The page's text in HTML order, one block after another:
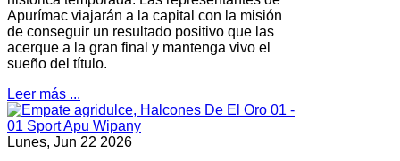
Apurímac viajarán a la capital con la misión
de conseguir un resultado positivo que las
acerque a la gran final y mantenga vivo el
sueño del título.
Leer más ...
Lunes, Jun 22 2026